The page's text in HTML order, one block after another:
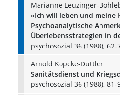
Marianne Leuzinger-
»Ich will leben und meine
Psychoanalytische
Überlebensstrategien in
psychosozial 36 (1988), 62-
Arnold Köpcke-Duttler
Sanitätsdienst und
psychosozial 36 (1988), 81-